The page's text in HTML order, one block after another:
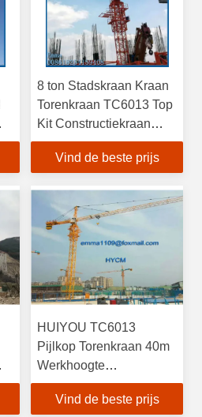
8 ton Stadskraan Kraan
Torenkraan TC6013 Top
Kit Constructiekraan
DAP Moskou
Vind de beste prijs
HUIYOU TC6013
Pijlkop Torenkraan 40m
Werkhoogte
Gebouwbouw
Vind de beste prijs